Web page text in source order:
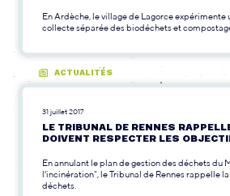
En Ardèche, le village de Lagorce
collecte séparée des biodéchets et
ACTUALITÉS
31 juillet 2017
LE TRIBUNAL DE RENNES
DOIVENT RESPECTER LES
En annulant le plan de gestion des déchets du
l'incinération", le Tribunal de Rennes rappelle
déchets.